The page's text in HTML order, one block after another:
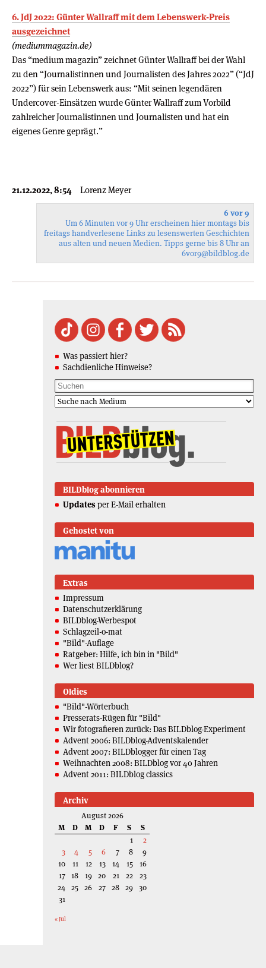
6. JdJ 2022: Günter Wallraff mit dem Lebenswerk-Preis
ausgezeichnet
(mediummagazin.de)
Das “medium magazin” zeichnet Günter Wallraff bei der Wahl
zu den “Journalistinnen und Journalisten des Jahres 2022” (“JdJ
2022”) für sein Lebenswerk aus: “Mit seinen legendären
Undercover-Einsätzen wurde Günter Wallraff zum Vorbild
zahlreicher Journalistinnen und Journalisten und hat ein
eigenes Genre geprägt.”
21.12.2022, 8:54 Lorenz Meyer
6 vor 9
Um 6 Minuten vor 9 Uhr erscheinen hier montags bis
freitags handverlesene Links zu lesenswerten Geschichten
aus alten und neuen Medien. Tipps gerne bis 8 Uhr an
6vor9@bildblog.de
Was passiert hier?
Sachdienliche Hinweise?
BILDblog abonnieren
Updates per E-Mail erhalten
Gehostet von
Extras
Impressum
Datenschutzerklärung
BILDblog-Werbespot
Schlagzeil-o-mat
"Bild"-Auflage
Ratgeber: Hilfe, ich bin in "Bild"
Wer liest BILDblog?
Oldies
"Bild"-Wörterbuch
Presserats-Rügen für "Bild"
Wir fotografieren zurück: Das BILDblog-Experiment
Advent 2006: BILDblog-Adventskalender
Advent 2007: BILDblogger für einen Tag
Weihnachten 2008: BILDblog vor 40 Jahren
Advent 2011: BILDblog classics
Archiv
August 2026
M
D M D F S
S
1
2
3
4 5 6 7 8
9
10
11 12 13 14 15
16
17 18 19 20 21 22
23
24 25 26 27 28 29 30
31
« Jul